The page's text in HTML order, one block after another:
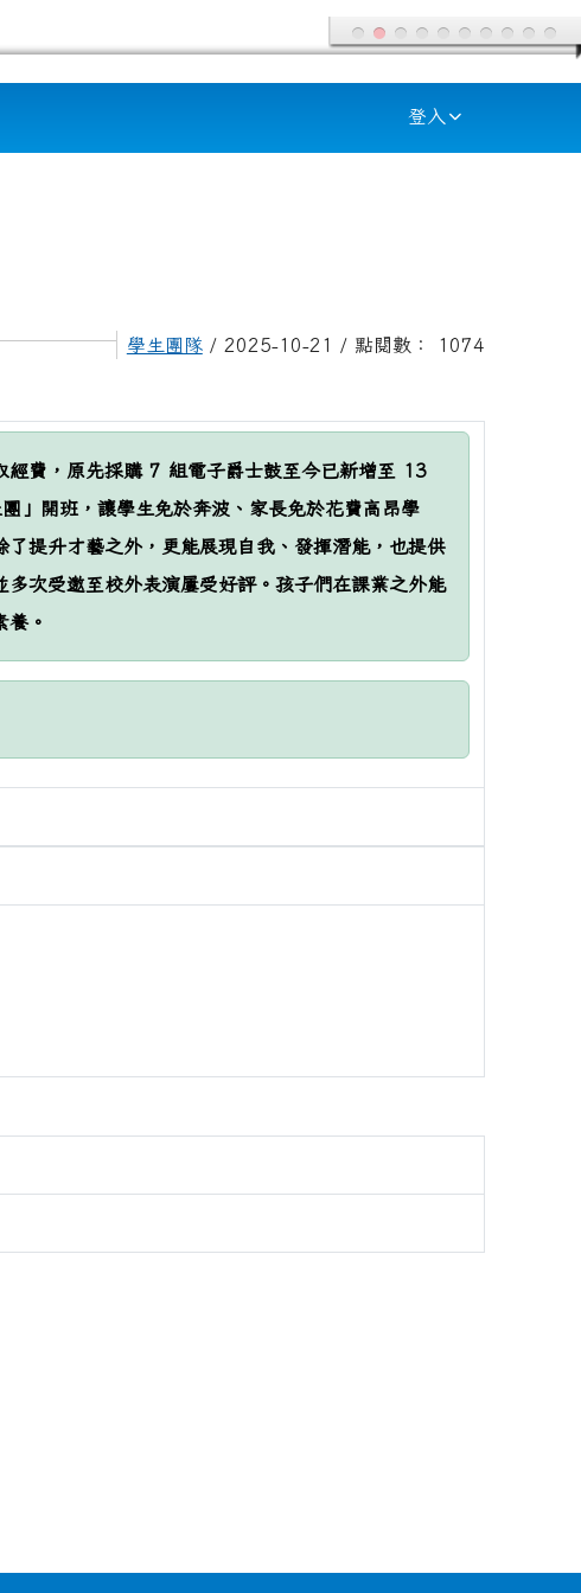
登入
學生團隊/ 2025-10-21 / 點閱數： 1074
經費，原先採購 7 組電子爵士鼓至今已新增至 13
」開班，讓學生免於奔波、家長免於花費高昂學
提升才藝之外，更能展現自我、發揮潛能，也提供
次受邀至校外表演屢受好評。孩子們在課業之外能
養。